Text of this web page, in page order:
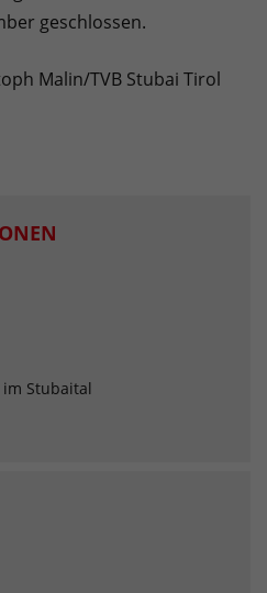
geschlossen.
Malin/TVB Stubai Tirol
Stubaital